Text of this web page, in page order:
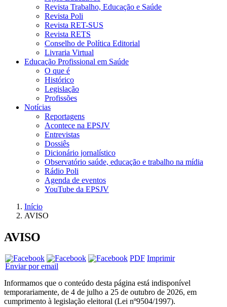
Revista Trabalho, Educação e Saúde
Revista Poli
Revista RET-SUS
Revista RETS
Conselho de Política Editorial
Livraria Virtual
Educação Profissional em Saúde
O que é
Histórico
Legislação
Profissões
Notícias
Reportagens
Acontece na EPSJV
Entrevistas
Dossiês
Dicionário jornalístico
Observatório saúde, educação e trabalho na mídia
Rádio Poli
Agenda de eventos
YouTube da EPSJV
Início
AVISO
AVISO
PDF Imprimir
Enviar por email
Informamos que o conteúdo desta página está indisponível
temporariamente, de 4 de julho a 25 de outubro de 2026, em
cumprimento à legislação eleitoral (Lei nº9504/1997).